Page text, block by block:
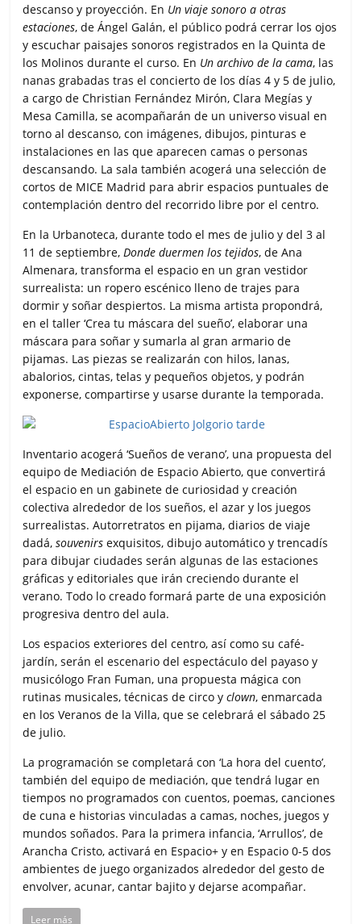
descanso y proyección. En Un viaje sonoro a otras
estaciones, de Ángel Galán, el público podrá cerrar los ojos
y escuchar paisajes sonoros registrados en la Quinta de
los Molinos durante el curso. En Un archivo de la cama, las
nanas grabadas tras el concierto de los días 4 y 5 de julio,
a cargo de Christian Fernández Mirón, Clara Megías y
Mesa Camilla, se acompañarán de un universo visual en
torno al descanso, con imágenes, dibujos, pinturas e
instalaciones en las que aparecen camas o personas
descansando. La sala también acogerá una selección de
cortos de MICE Madrid para abrir espacios puntuales de
contemplación dentro del recorrido libre por el centro.
En la Urbanoteca, durante todo el mes de julio y del 3 al
11 de septiembre, Donde duermen los tejidos, de Ana
Almenara, transforma el espacio en un gran vestidor
surrealista: un ropero escénico lleno de trajes para
dormir y soñar despiertos. La misma artista propondrá,
en el taller ‘Crea tu máscara del sueño’, elaborar una
máscara para soñar y sumarla al gran armario de
pijamas. Las piezas se realizarán con hilos, lanas,
abalorios, cintas, telas y pequeños objetos, y podrán
exponerse, compartirse y usarse durante la temporada.
Inventario acogerá ‘Sueños de verano’, una propuesta del
equipo de Mediación de Espacio Abierto, que convertirá
el espacio en un gabinete de curiosidad y creación
colectiva alrededor de los sueños, el azar y los juegos
surrealistas. Autorretratos en pijama, diarios de viaje
dadá,souvenirs exquisitos, dibujo automático y trencadís
para dibujar ciudades serán algunas de las estaciones
gráficas y editoriales que irán creciendo durante el
verano. Todo lo creado formará parte de una exposición
progresiva dentro del aula.
Los espacios exteriores del centro, así como su café-
jardín, serán el escenario del espectáculo del payaso y
musicólogo Fran Fuman, una propuesta mágica con
rutinas musicales, técnicas de circo yclown, enmarcada
en los Veranos de la Villa, que se celebrará el sábado 25
de julio.
La programación se completará con ‘La hora del cuento’,
también del equipo de mediación, que tendrá lugar en
tiempos no programados con cuentos, poemas, canciones
de cuna e historias vinculadas a camas, noches, juegos y
mundos soñados. Para la primera infancia, ‘Arrullos’, de
Arancha Cristo, activará en Espacio+ y en Espacio 0-5 dos
ambientes de juego organizados alrededor del gesto de
envolver, acunar, cantar bajito y dejarse acompañar.
Leer más